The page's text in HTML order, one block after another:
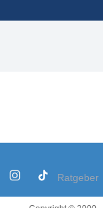
Ratgeber